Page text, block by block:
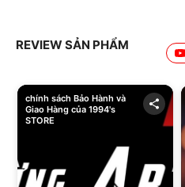
REVIEW SẢN PHẨM
chính sách Bảo Hành và
Giao Hàng của 1994's
STORE